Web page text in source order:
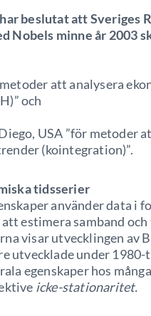
beslutat att Sveriges
Nobels minne år 2003
att analysera
och
USA ”för metoder
(kointegration)”.
tidsserier
använder data i
estimera samband
visar utvecklingen av
utvecklade under
egenskaper hos
icke-stationaritet.